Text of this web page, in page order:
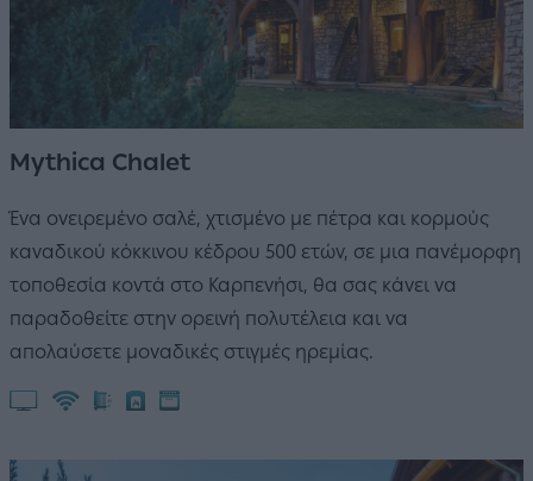
Mythica Chalet
Ένα ονειρεμένο σαλέ, χτισμένο με πέτρα και κορμούς
καναδικού κόκκινου κέδρου 500 ετών, σε μια πανέμορφη
τοποθεσία κοντά στο Καρπενήσι, θα σας κάνει να
παραδοθείτε στην ορεινή πολυτέλεια και να
απολαύσετε μοναδικές στιγμές ηρεμίας.